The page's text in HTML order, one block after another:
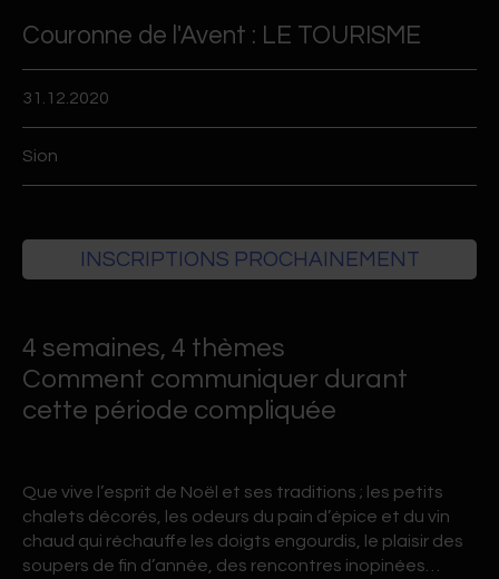
Couronne de l'Avent : LE TOURISME
31.12.2020
Sion
INSCRIPTIONS PROCHAINEMENT
4 semaines, 4 thèmes
Comment communiquer durant
cette période compliquée
Que vive l’esprit de Noël et ses traditions ; les petits
chalets décorés, les odeurs du pain d’épice et du vin
chaud qui réchauffe les doigts engourdis, le plaisir des
soupers de fin d’année, des rencontres inopinées…